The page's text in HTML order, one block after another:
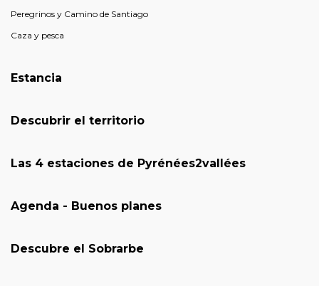
Peregrinos y Camino de Santiago
Caza y pesca
Estancia
Descubrir el territorio
Las 4 estaciones de Pyrénées2vallées
Agenda - Buenos planes
Descubre el Sobrarbe